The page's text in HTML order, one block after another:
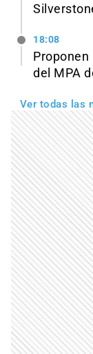
18:08
del MPA
Ver todas las